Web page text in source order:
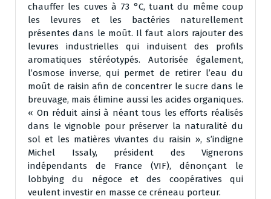
chauffer les cuves à 73 °C, tuant du même coup
les levures et les bactéries naturellement
présentes dans le moût. Il faut alors rajouter des
levures industrielles qui induisent des profils
aromatiques stéréotypés. Autorisée également,
l’osmose inverse, qui permet de retirer l’eau du
moût de raisin afin de concentrer le sucre dans le
breuvage, mais élimine aussi les acides organiques.
« On réduit ainsi à néant tous les efforts réalisés
dans le vignoble pour préserver la naturalité du
sol et les matières vivantes du raisin », s’indigne
Michel Issaly, président des Vignerons
indépendants de France (VIF), dénonçant le
lobbying du négoce et des coopératives qui
veulent investir en masse ce créneau porteur.